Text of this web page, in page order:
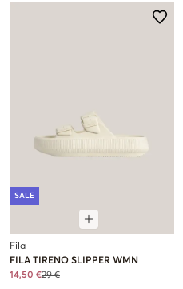
SALE
Fila
FILA TIRENO SLIPPER WMN
14,50 €29 €